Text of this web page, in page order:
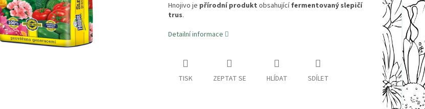
Hnojivo je přírodní produkt obsahujícífermentovaný slepičí
trus.
Detailní informace
TISK ZEPTAT SE HLÍDAT SDÍLET